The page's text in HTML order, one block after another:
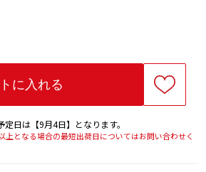
日は【9月4日】となります。
となる場合の最短出荷日についてはお問い合わせく